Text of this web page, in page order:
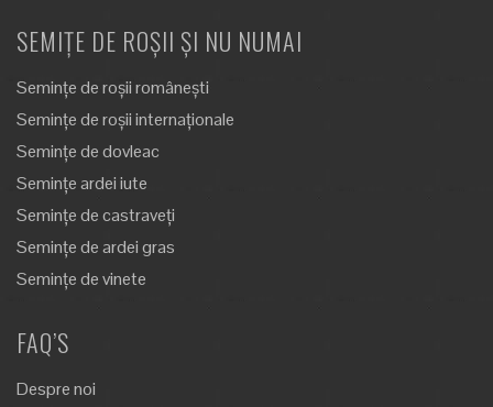
SEMIȚE DE ROȘII ȘI NU NUMAI
Semințe de roșii românești
Semințe de roșii internaționale
Semințe de dovleac
Semințe ardei iute
Semințe de castraveți
Semințe de ardei gras
Semințe de vinete
FAQ’S
Despre noi